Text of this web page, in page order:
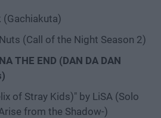
(Gachiakuta)
(Call of the Night Season 2)
THE END (DAN DA DAN
of Stray Kids)" by LiSA (Solo
from the Shadow-)